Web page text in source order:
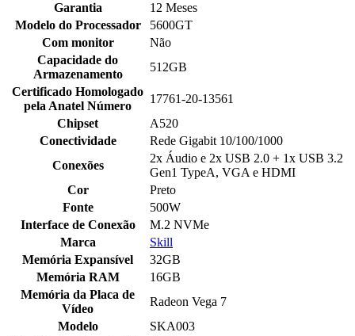
Garantia
12 Meses
Modelo do Processador
5600GT
Com monitor
Não
Capacidade do
Armazenamento
512GB
Certificado Homologado
pela Anatel Número
17761-20-13561
Chipset
A520
Conectividade
Rede Gigabit 10/100/1000
Conexões
2x Áudio e 2x USB 2.0 + 1x USB 3.2
Gen1 TypeA, VGA e HDMI
Cor
Preto
Fonte
500W
Interface de Conexão
M.2 NVMe
Marca
Skill
Memória Expansível
32GB
Memória RAM
16GB
Memória da Placa de
Vídeo
Radeon Vega 7
Modelo
SKA003